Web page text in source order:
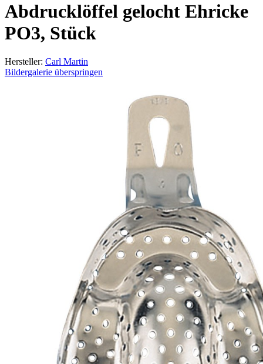
Abdrucklöffel gelocht Ehricke
PO3, Stück
Hersteller: Carl Martin
Bildergalerie überspringen